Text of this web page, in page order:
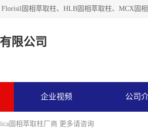
限公司
企业视频 公司
固相萃取柱厂商 更多请咨询